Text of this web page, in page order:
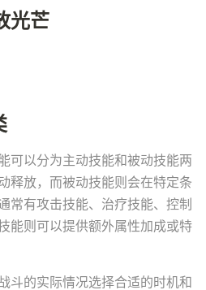
光芒
可以分为主动技能和被动技能两
释放，而被动技能则会在特定条
常有攻击技能、治疗技能、控制
能则可以提供额外属性加成或特
斗的实际情况选择合适的时机和